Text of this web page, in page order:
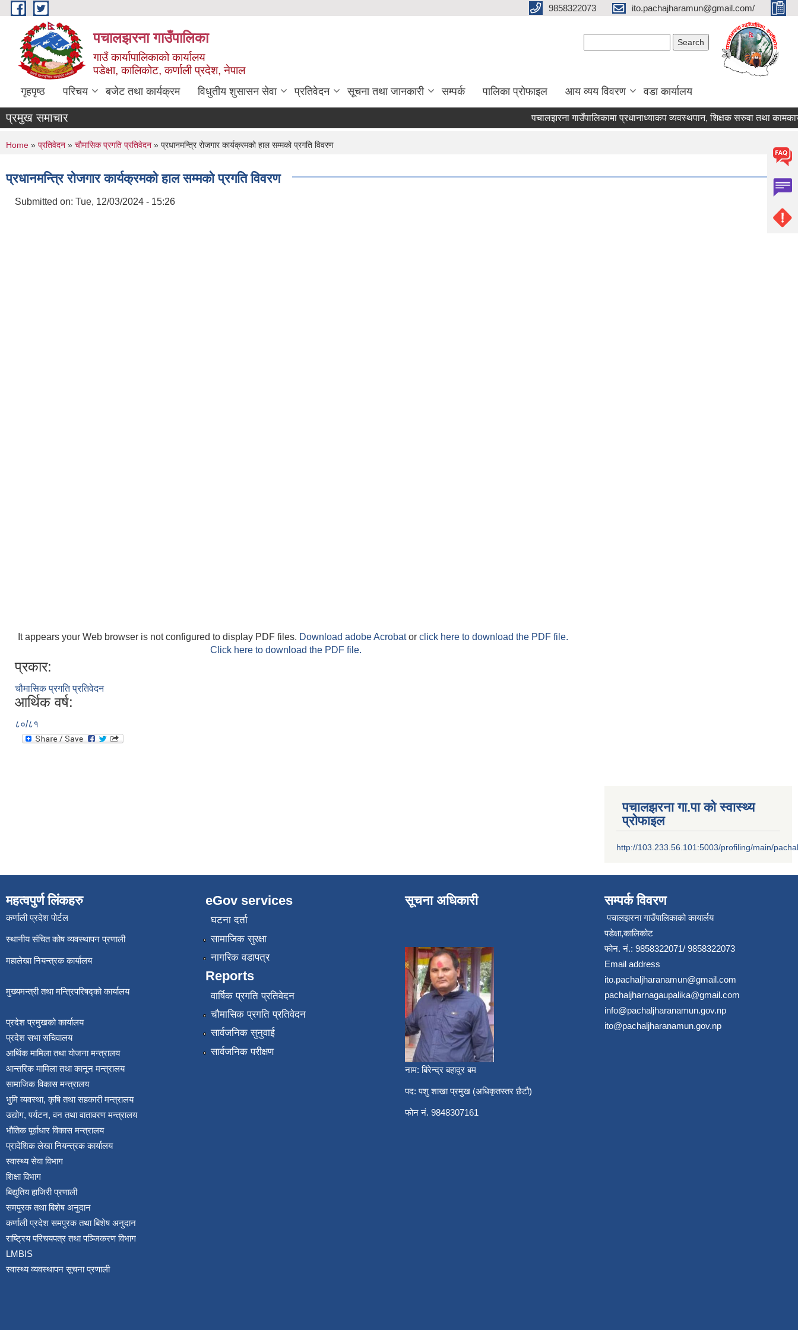
Skip to main content 9858322073 ito.pachajharamun@gmail.com/
पचालझरना गाउँपालिका
गाउँ कार्यापालिकाको कार्यालय
पडेक्षा, कालिकोट, कर्णाली प्रदेश, नेपाल
गृहपृष्ठ परिचय बजेट तथा कार्यक्रम विधुतीय शुसासन सेवा प्रतिवेदन सूचना तथा जानकारी सम्पर्क पालिका प्रोफाइल आय व्यय विवरण वडा कार्यालय
प्रमुख समाचार पचालझरना गाउँपालिकामा प्रधानाध्याकप व्यवस्थपान, शिक्षक सरुवा तथा कामकाज
You are here
Home » प्रतिवेदन » चौमासिक प्रगति प्रतिवेदन » प्रधानमन्त्रि रोजगार कार्यक्रमको हाल सम्मको प्रगति विवरण
प्रधानमन्त्रि रोजगार कार्यक्रमको हाल सम्मको प्रगति विवरण
Submitted on: Tue, 12/03/2024 - 15:26
It appears your Web browser is not configured to display PDF files. Download adobe Acrobator click here to download the PDF file.
Click here to download the PDF file.
प्रकार:
चौमासिक प्रगति प्रतिवेदन
आर्थिक वर्ष:
८०/८१
पचालझरना गा.पा को स्वास्थ्य
प्रोफाइल
http://103.233.56.101:5003/profiling/main/pachal
महत्वपुर्ण लिंकहरु
कर्णाली प्रदेश पोर्टल
स्थानीय संचित कोष व्यवस्थापन प्रणाली
महालेखा नियन्त्रक कार्यालय
मुख्यमन्त्री तथा मन्त्रिपरिषद्को कार्यालय
प्रदेश प्रमुखको कार्यालय
प्रदेश सभा सचिवालय
आर्थिक मामिला तथा योजना मन्त्रालय
आन्तरिक मामिला तथा कानून मन्त्रालय
सामाजिक विकास मन्त्रालय
भुमि व्यवस्था, कृषि तथा सहकारी मन्त्रालय
उद्योग, पर्यटन, वन तथा वातावरण मन्त्रालय
भौतिक पूर्वाधार विकास मन्त्रालय
प्रादेशिक लेखा नियन्त्रक कार्यालय
स्वास्थ्य सेवा विभाग
शिक्षा विभाग
बिद्युतिय हाजिरी प्रणाली
समपुरक तथा बिशेष अनुदान
कर्णाली प्रदेश समपुरक तथा बिशेष अनुदान
राष्ट्रिय परिचयपत्र तथा पञ्जिकरण विभाग
LMBIS
स्वास्थ्य व्यवस्थापन सूचना प्रणाली
eGov services
घटना दर्ता
सामाजिक सुरक्षा
नागरिक वडापत्र
Reports
वार्षिक प्रगति प्रतिवेदन
चौमासिक प्रगति प्रतिवेदन
सार्वजनिक सुनुवाई
सार्वजनिक परीक्षण
सूचना अधिकारी
नाम: बिरेन्द्र बहादुर बम
पद: पशु शाखा प्रमुख (अधिकृतस्तर छैटौ)
फोन नं. 9848307161
सम्पर्क विवरण
पचालझरना गाउँपालिकाको कायार्लय
पडेक्षा,कालिकोट
फोन. नं.: 9858322071/ 9858322073
Email address
ito.pachaljharanamun@gmail.com
pachaljharnagaupalika@gmail.com
info@pachaljharanamun.gov.np
ito@pachaljharanamun.gov.np